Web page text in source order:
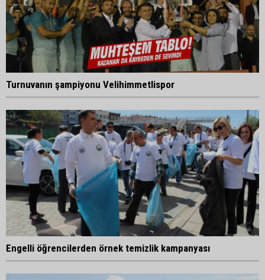
Turnuvanın şampiyonu Velihimmetlispor
Engelli öğrencilerden örnek temizlik kampanyası